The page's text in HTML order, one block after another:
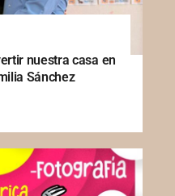
nuestra casa en
Sánchez